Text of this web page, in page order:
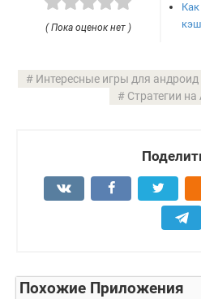
( Пока оценок нет )
Интересные игры для андроид
Стратегии
Похожие Приложения